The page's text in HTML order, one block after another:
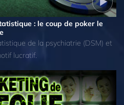
: le coup de poker le
de la psychiatrie (DSM) et
lucratif.